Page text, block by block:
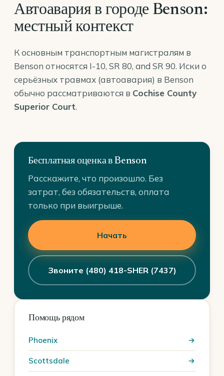
Автоавария в городе Benson:
местный контекст
К основным транспортным магистралям в
Benson относятся I-10, SR 80, and SR 90. Иски о
серьёзных травмах (автоавария) в Benson
обычно рассматриваются в Cochise County
Superior Court.
Бесплатная оценка в Benson
Расскажите, что произошло. Без
затрат, без обязательств, оплата
только при выигрыше.
Начать
Звоните (480) 418-SHER (7437)
Помощь рядом
Phoenix
Scottsdale